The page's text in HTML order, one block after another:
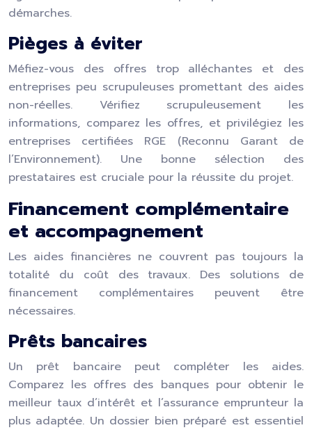
démarches.
Pièges à éviter
Méfiez-vous des offres trop alléchantes et des
entreprises peu scrupuleuses promettant des aides
non-réelles. Vérifiez scrupuleusement les
informations, comparez les offres, et privilégiez les
entreprises certifiées RGE (Reconnu Garant de
l’Environnement). Une bonne sélection des
prestataires est cruciale pour la réussite du projet.
Financement complémentaire
et accompagnement
Les aides financières ne couvrent pas toujours la
totalité du coût des travaux. Des solutions de
financement complémentaires peuvent être
nécessaires.
Prêts bancaires
Un prêt bancaire peut compléter les aides.
Comparez les offres des banques pour obtenir le
meilleur taux d’intérêt et l’assurance emprunteur la
plus adaptée. Un dossier bien préparé est essentiel